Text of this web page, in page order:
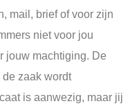
mail, brief of voor zijn
niet voor jou
jouw machtiging. De
zaak wordt
is aanwezig, maar jij